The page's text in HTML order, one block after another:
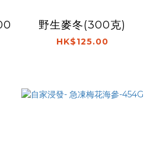
野生麥冬(300克)
HK$125.00